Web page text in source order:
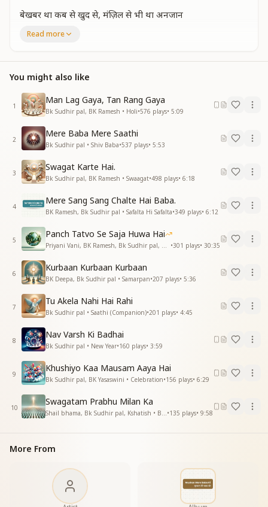
बेखबर था कब से खुद से, मंज़िल से भी था अनजान
तुम आये तो बाबा हमको,
अब तो इक पल दिल से भी ना दू ....र तुम हो, ओओओओ
दिल की जन्नत मेरे नैनों के,
दिल की जन्नत मेरे नैनों के,नू ....र तुम हो
तेरी रहमत पाकर बाबा, खुशहाल हो गई ज़िंदगी
तेरी रहमत पाकर बाबा खुशहाल हो गई ज़िंदगी
अश्कों में मेरे झरते हैं अब,
अश्कों में मेरे झरते हैं अब, खुशियों के हीरे-मोती
इन सांसो के तार-तार पे, सुरु ....र तुम हो
दिल की जन्नत मेरे नैनों के,
दिल की जन्नत मेरे नैनों के, नू....र तुम हो
मेरा अलम हो बाबा, मेरा अलम हो बाबा
मेरे दिलबर तुम हो, मेरे दिलबर तुम हो
दिल की जन्नत, मेरे नैनों के,
दिल की जन्नत मेरे नैनों के नू....र तुम हो"
Read more
You might also like
1
Man Lag Gaya, Tan Rang Gaya
Bk Sudhir pal, BK Ramesh • Holi•576 plays• 5:09
2
Mere Baba Mere Saathi
Bk Sudhir pal • Shiv Baba•537 plays• 5:53
3
Swagat Karte Hai.
Bk Sudhir pal, BK Ramesh • Swaagat•498 plays• 6:18
4
Mere Sang Sang Chalte Hai Baba.
BK Ramesh, Bk Sudhir pal • Safalta Hi Safalta•349 plays• 6:12
5
Panch Tatvo Se Saja Huwa Hai
•301 plays• 30:35
6
Kurbaan Kurbaan Kurbaan
BK Deepa, Bk Sudhir pal • Samarpan•207 plays• 5:36
7
Tu Akela Nahi Hai Rahi
Bk Sudhir pal • Saathi (Companion)•201 plays• 4:45
8
Nav Varsh Ki Badhai
Bk Sudhir pal • New Year•160 plays• 3:59
9
Khushiyo Kaa Mausam Aaya Hai
Bk Sudhir pal, BK Yasaswini • Celebration•156 plays• 6:29
10
Swagatam Prabhu Milan Ka
•135 plays• 9:58
More From